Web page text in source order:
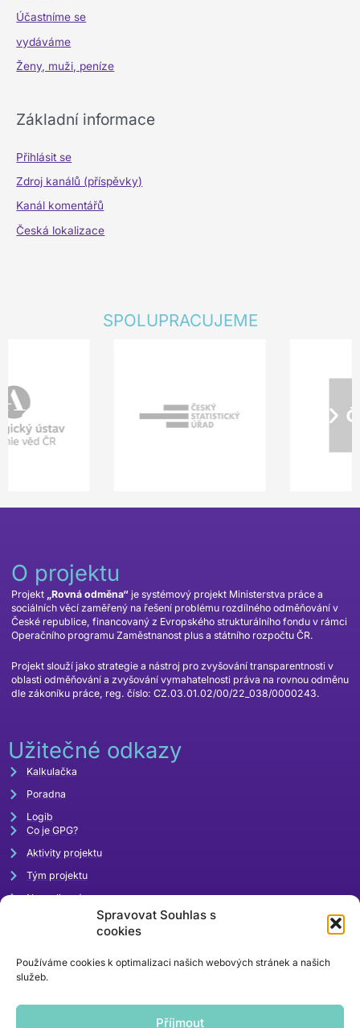
Spravovat Souhlas s
cookies
Používáme cookies k optimalizaci našich webových stránek a našich
služeb.
Příjmout
Účastníme se
vydáváme
Ženy, muži, peníze
Základní informace
Přihlásit se
Zdroj kanálů (příspěvky)
Kanál komentářů
Česká lokalizace
SPOLUPRACUJEME
O projektu
Projekt „Rovná odměna“ je systémový projekt Ministerstva práce a
sociálních věcí zaměřený na řešení problému rozdílného odměňování v
České republice, financovaný z Evropského strukturálního fondu v rámci
Operačního programu Zaměstnanost plus a státního rozpočtu ČR.
Projekt slouží jako strategie a nástroj pro zvyšování transparentnosti v
oblasti odměňování a zvyšování vymahatelnosti práva na rovnou odměnu
dle zákoníku práce, reg. číslo: CZ.03.01.02/00/22_038/0000243.
Užitečné odkazy
Kalkulačka
Poradna
Logib
Co je GPG?
Aktivity projektu
Tým projektu
Napsali o nás